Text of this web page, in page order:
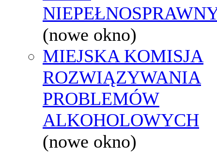
(nowe okno)
MIEJSKA KOMISJA
ROZWIĄZYWANIA
PROBLEMÓW
ALKOHOLOWYCH
(nowe okno)